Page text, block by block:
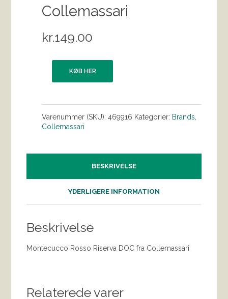
Collemassari
kr.149.00
KØB HER
Varenummer (SKU):469916 Kategorier: Brands,
Collemassari
BESKRIVELSE
YDERLIGERE INFORMATION
Beskrivelse
Montecucco Rosso Riserva DOC fra Collemassari
Relaterede varer